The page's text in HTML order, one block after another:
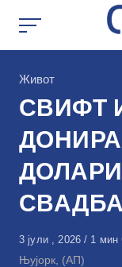
КАтегорија
Живот
СВИФТ
Објавено
на
3 јули , 2026 1 мин
Њујорк, (АП)